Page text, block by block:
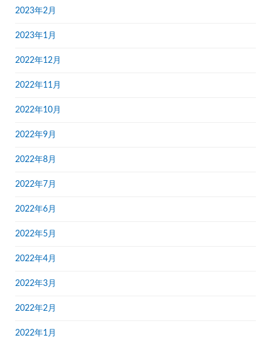
2023年2月
2023年1月
2022年12月
2022年11月
2022年10月
2022年9月
2022年8月
2022年7月
2022年6月
2022年5月
2022年4月
2022年3月
2022年2月
2022年1月